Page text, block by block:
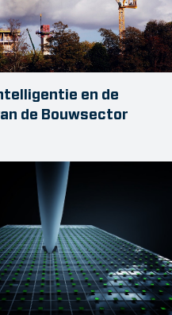
en de
de Bouwsector